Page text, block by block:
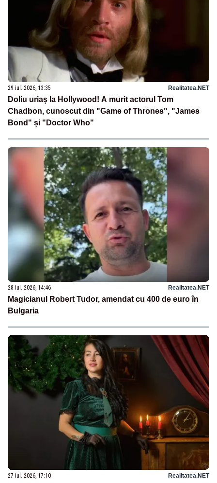
29 iul. 2026, 13:35 Realitatea.NET
Doliu uriaș la Hollywood! A murit actorul Tom
Chadbon, cunoscut din "Game of Thrones", "James
Bond" și "Doctor Who"
28 iul. 2026, 14:46 Realitatea.NET
Magicianul Robert Tudor, amendat cu 400 de euro în
Bulgaria
27 iul. 2026, 17:10 Realitatea.NET